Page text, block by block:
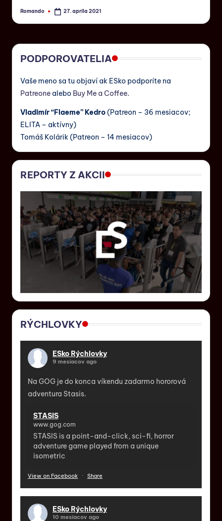
Romando 27. apríla 2021
PODPOROVATELIA
Vaše meno sa tu objaví ak ESko podporíte na
Patreone alebo Buy Me a Coffee.
Vladimír “Flaeme” Kedro(Patreon – 36 mesiacov;
ELITA – aktívny)
Tomáš Kolárik (Patreon – 14 mesiacov)
REPORTY Z AKCII
RÝCHLOVKY
ESko Rýchlovky
9 mesiacov ago
Na GOG je do konca víkendu zadarmo hororová
adventura Stasis.
STASIS
www.gog.com
STASIS is a point-and-click, sci-fi, horror
adventure game played from a unique
isometric
View on Facebook · Share
ESko Rýchlovky
10 mesiacov ago